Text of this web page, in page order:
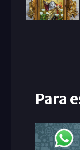
Para